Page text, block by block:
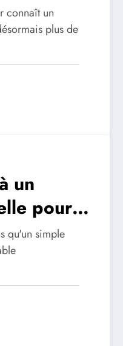
connaît un
plus de
un
pour
qu'un simple